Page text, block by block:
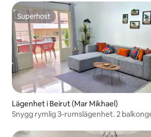
Superhost
Superhost
Lägenhet i Beirut (Mar Mikhael)
Snygg rymlig 3-rumslägenhet. 2